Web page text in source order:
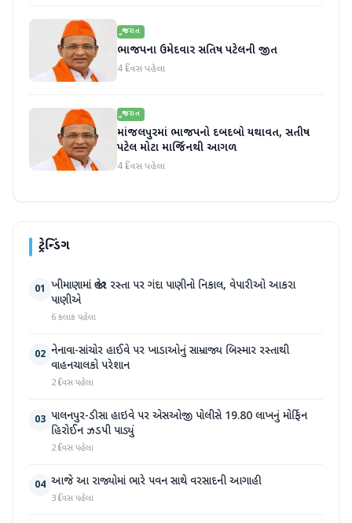
ગુજરાત
ભાજપના ઉમેદવાર સતિષ પટેલની જીત
4 દિવસ પહેલા
ગુજરાત
માંજલપુરમાં ભાજપનો દબદબો યથાવત, સતીષ
પટેલ મોટા માર્જિનથી આગળ
4 દિવસ પહેલા
ટ્રેન્ડિંગ
01 ખીમાણામાં જાહેર રસ્તા પર ગંદા પાણીનો નિકાલ, વેપારીઓ આકરા
પાણીએ
6 કલાક પહેલા
02 નેનાવા-સાંચોર હાઈવે પર ખાડાઓનું સામ્રાજ્ય બિસ્માર રસ્તાથી
વાહનચાલકો પરેશાન
2 દિવસ પહેલા
03 પાલનપુર-ડીસા હાઇવે પર એસઓજી પોલીસે 19.80 લાખનું મોર્ફિન
હિરોઈન ઝડપી પાડ્યું
2 દિવસ પહેલા
04 આજે આ રાજ્યોમાં ભારે પવન સાથે વરસાદની આગાહી
3 દિવસ પહેલા